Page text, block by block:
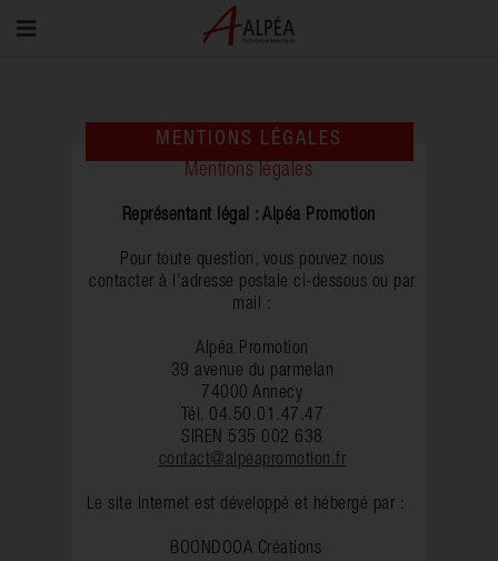
MENTIONS LÉGALES
Mentions légales
Représentant légal : Alpéa Promotion
Pour toute question, vous pouvez nous
contacter à l’adresse postale ci-dessous ou par
mail :
Alpéa Promotion
39 avenue du parmelan
74000 Annecy
Tél. 04.50.01.47.47
SIREN 535 002 638
contact@alpeapromotion.fr
Le site Internet est développé et hébergé par :
BOONDOOA Créations